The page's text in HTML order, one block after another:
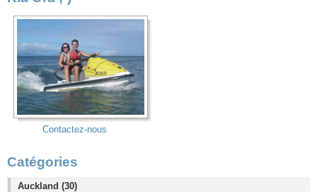
Contactez-nous
Catégories
Auckland (30)